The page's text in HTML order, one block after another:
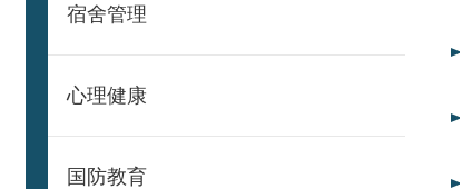
宿舍管理
心理健康
国防教育